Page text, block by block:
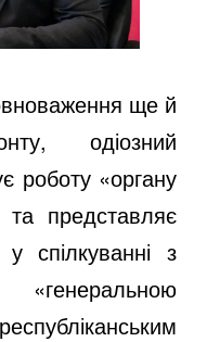
ще й
одіозний
роботу «органу
та представляє
спілкуванні з